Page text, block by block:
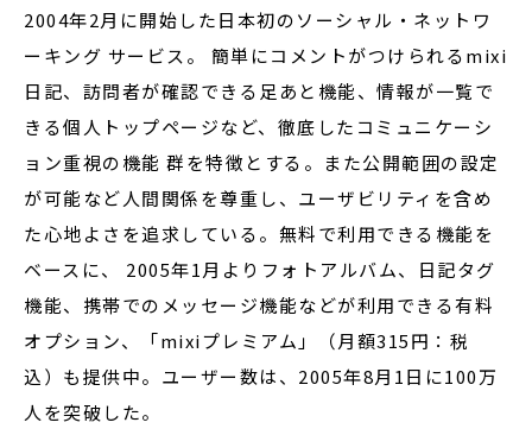
2004年2月に開始した日本初のソーシャル・ネットワ
ーキング サービス。 簡単にコメントがつけられるmixi
日記、訪問者が確認できる足あと機能、情報が一覧で
きる個人トップページなど、徹底したコミュニケーシ
ョン重視の機能 群を特徴とする。また公開範囲の設定
が可能など人間関係を尊重し、ユーザビリティを含め
た心地よさを追求している。無料で利用できる機能を
ベースに、 2005年1月よりフォトアルバム、日記タグ
機能、携帯でのメッセージ機能などが利用できる有料
オプション、「mixiプレミアム」（月額315円：税
込）も提供中。ユーザー数は、2005年8月1日に100万
人を突破した。